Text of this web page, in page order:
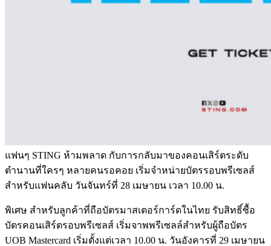
แฟนๆ STING ห้ามพลาด กับการกลับมาของคอนเสิร์ตระดับ
ตำนานที่ใครๆ หลายคนรอคอย เริ่มจำหน่ายบัตรรอบพรีเซลส์
สำหรับแฟนคลับ วันจันทร์ที่ 28 เมษายน เวลา 10.00 น.
พิเศษ สำหรับลูกค้าที่ถือบัตรมาสเตอร์การ์ดในไทย รับสิทธิ์ซื้อ
บัตรคอนเสิร์ตรอบพรีเซลส์ เริ่มจาพพรีเซลล์สำหรับผู้ถือบัตร
UOB Mastercard เริ่มตั้งแต่เวลา 10.00 น. วันอังคารที่ 29 เมษายน